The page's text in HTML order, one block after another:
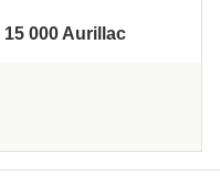
000 Aurillac